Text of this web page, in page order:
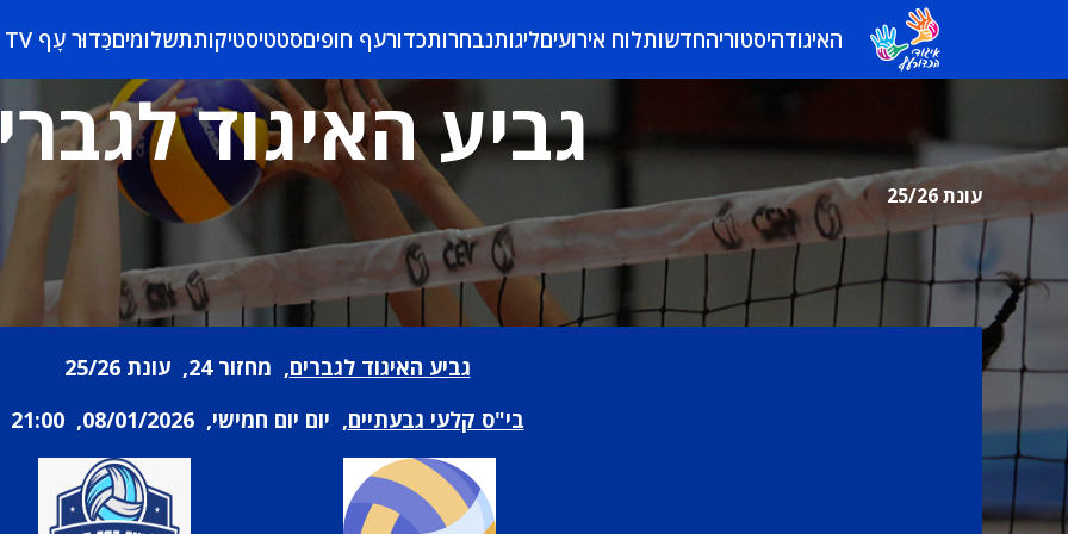
האיגודהיסטוריהחדשותלוח אירועיםליגותנבחרותכדורעף חופיםסטטיסטיקותתשלומיםכַּדוּר עָף TV
גביע האיגוד
עונת 25/26
גביע האיגוד לגברים, מחזור 24, עונת 25/26
בי"ס קלעי גבעתיים, יום יום חמישי, 08/01/2026, 21:00